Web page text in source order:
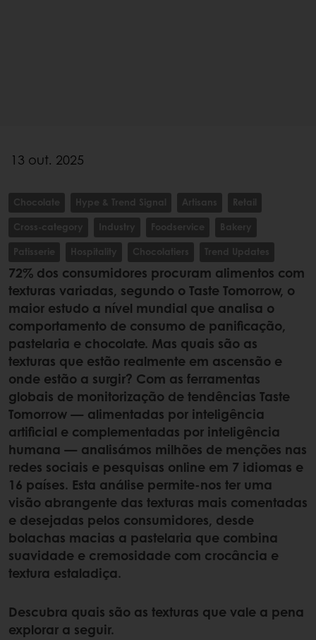
13 out. 2025
Chocolate Hype & Trend Signal Artisans
Retail
Cross-category
Industry Foodservice
Bakery
Patisserie
Hospitality Chocolatiers Trend Updates
72% dos consumidores procuram alimentos com
texturas variadas, segundo o Taste Tomorrow, o
maior estudo a nível mundial que analisa o
comportamento de consumo de panificação,
pastelaria e chocolate. Mas quais são as
texturas que estão realmente em ascensão e
onde estão a surgir? Com as ferramentas
globais de monitorização de tendências Taste
Tomorrow — alimentadas por inteligência
artificial e complementadas por inteligência
humana — analisámos milhões de menções nas
redes sociais e pesquisas online em 7 idiomas e
16 países. Esta análise permite-nos ter uma
visão abrangente das texturas mais comentadas
e desejadas pelos consumidores, desde
bolachas macias a pastelaria que combina
suavidade e cremosidade com crocância e
textura estaladiça.
Descubra quais são as texturas que vale a pena
explorar a seguir.